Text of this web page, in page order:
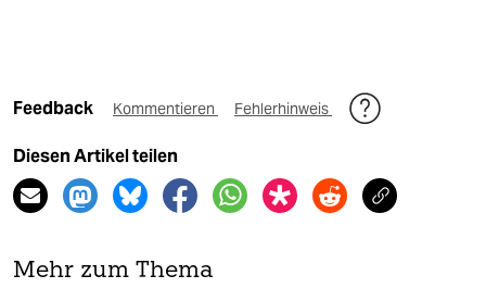
Feedback Kommentieren Fehlerhinweis
Diesen Artikel teilen
Mehr zum Thema